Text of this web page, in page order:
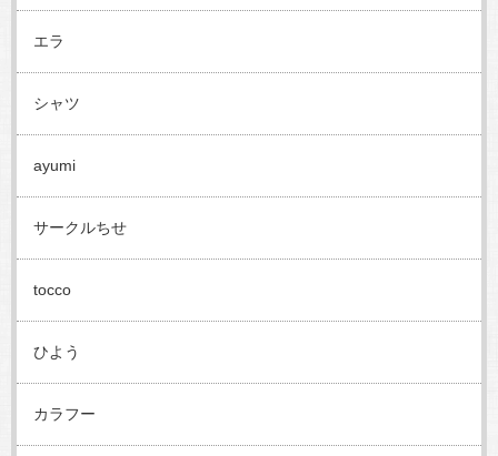
エラ
シャツ
ayumi
サークルちせ
tocco
ひよう
カラフー